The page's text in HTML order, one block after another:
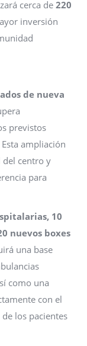
cerca de 220
inversión
de nueva
previstos
ampliación
del centro y
para
10
nuevos boxes
una base
como una
con el
los pacientes